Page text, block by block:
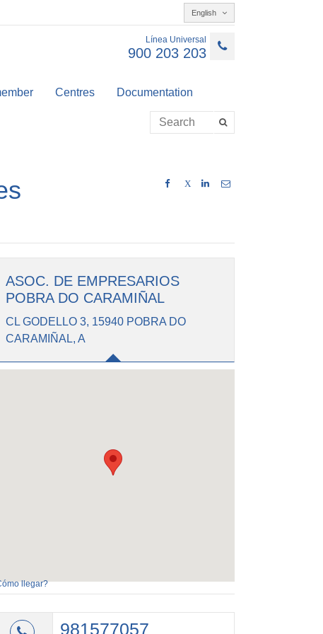
English
Línea Universal
900 203 203
Centres Documentation
X
ASOC. DE EMPRESARIOS
POBRA DO CARAMIÑAL
CL GODELLO 3, 15940 POBRA DO
CARAMIÑAL, A
llegar?
981577057